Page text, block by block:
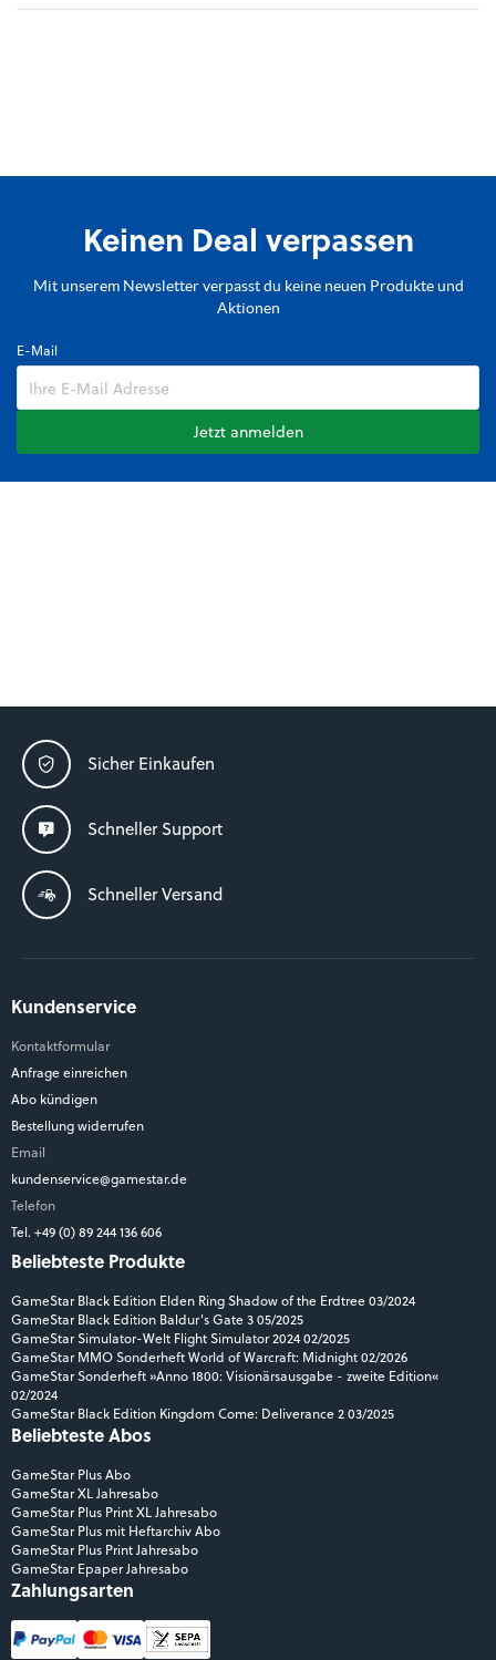
Keinen Deal verpassen
Mit unserem Newsletter verpasst du keine neuen Produkte und
Aktionen
E-Mail
Jetzt anmelden
Sicher Einkaufen
Schneller Support
Schneller Versand
Kundenservice
Kontaktformular
Anfrage einreichen
Abo kündigen
Bestellung widerrufen
Email
kundenservice@gamestar.de
Telefon
Tel. +49 (0) 89 244 136 606
Beliebteste Produkte
GameStar Black Edition Elden Ring Shadow of the Erdtree 03/2024
GameStar Black Edition Baldur's Gate 3 05/2025
GameStar Simulator-Welt Flight Simulator 2024 02/2025
GameStar MMO Sonderheft World of Warcraft: Midnight 02/2026
GameStar Sonderheft »Anno 1800: Visionärsausgabe - zweite Edition«
02/2024
GameStar Black Edition Kingdom Come: Deliverance 2 03/2025
Beliebteste Abos
GameStar Plus Abo
GameStar XL Jahresabo
GameStar Plus Print XL Jahresabo
GameStar Plus mit Heftarchiv Abo
GameStar Plus Print Jahresabo
GameStar Epaper Jahresabo
Zahlungsarten